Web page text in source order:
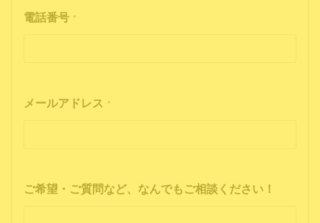
電話番号 *
メールアドレス *
ご希望・ご質問など、なんでもご相談ください！